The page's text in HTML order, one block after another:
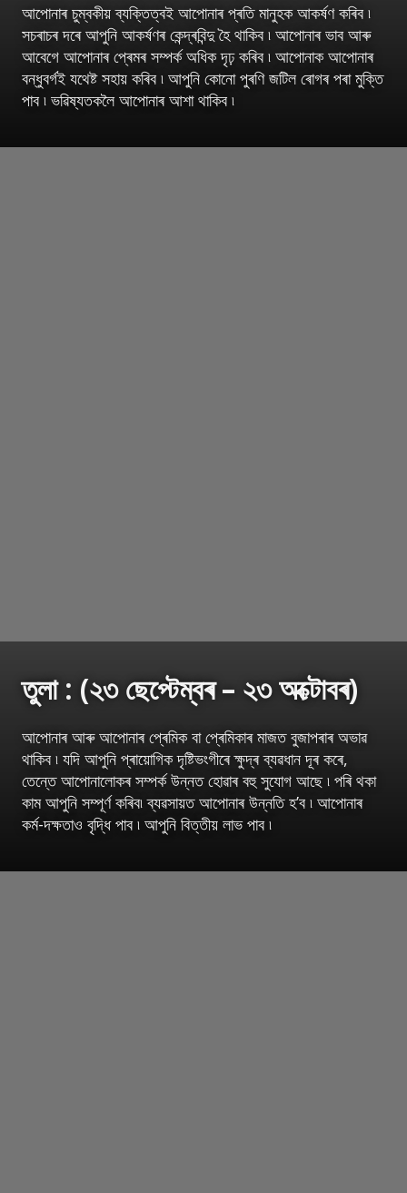
আপোনাৰ চুম্বকীয় ব্যক্তিত্বই আপোনাৰ প্ৰতি মানুহক আকৰ্ষণ কৰিব ৷
সচৰাচৰ দৰে আপুনি আকৰ্ষণৰ কেন্দ্ৰবিন্দু হৈ থাকিব ৷ আপোনাৰ ভাব আৰু
আবেগে আপোনাৰ প্ৰেমৰ সম্পৰ্ক অধিক দৃঢ় কৰিব ৷ আপোনাক আপোনাৰ
বন্ধুবৰ্গই যথেষ্ট সহায় কৰিব ৷ আপুনি কোনো পুৰণি জটিল ৰোগৰ পৰা মুক্তি
পাব ৷ ভৱিষ্যতকলৈ আপোনাৰ আশা থাকিব ৷
তুলা : (২৩ ছেপ্টেম্বৰ – ২৩ অক্টোবৰ)
আপোনাৰ আৰু আপোনাৰ প্ৰেমিক বা প্ৰেমিকাৰ মাজত বুজাপৰাৰ অভাৱ
থাকিব ৷ যদি আপুনি প্ৰায়োগিক দৃষ্টিভংগীৰে ক্ষুদ্ৰ ব্যৱধান দূৰ কৰে,
তেন্তে আপোনালোকৰ সম্পৰ্ক উন্নত হোৱাৰ বহু সুযোগ আছে ৷ পৰি থকা
কাম আপুনি সম্পূৰ্ণ কৰিব৷ ব্যৱসায়ত আপোনাৰ উন্নতি হ’ব ৷ আপোনাৰ
কৰ্ম-দক্ষতাও বৃদ্ধি পাব ৷ আপুনি বিত্তীয় লাভ পাব ৷